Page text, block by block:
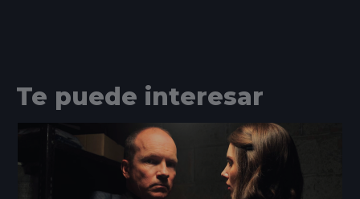
Te puede interesar